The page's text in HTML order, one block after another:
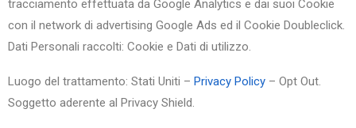
tracciamento effettuata da Google Analytics e dai suoi Cookie
con il network di advertising Google Ads ed il Cookie Doubleclick.
Dati Personali raccolti: Cookie e Dati di utilizzo.
Luogo del trattamento: Stati Uniti – Privacy Policy – Opt Out.
Soggetto aderente al Privacy Shield.